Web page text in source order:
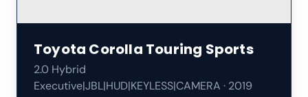
Toyota Corolla Touring Sports
2.0 Hybrid
Executive|JBL|HUD|KEYLESS|CAMERA · 2019